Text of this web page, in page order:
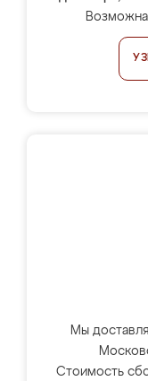
Возможна
Мы
Стоимость